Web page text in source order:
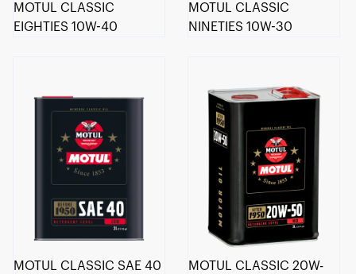
MOTUL CLASSIC
EIGHTIES 10W-40
MOTUL CLASSIC
NINETIES 10W-30
MOTUL CLASSIC SAE 40
MOTUL CLASSIC 20W-